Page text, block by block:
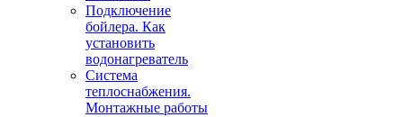
Подключение
бойлера. Как
установить
водонагреватель
Система
теплоснабжения.
Монтажные работы